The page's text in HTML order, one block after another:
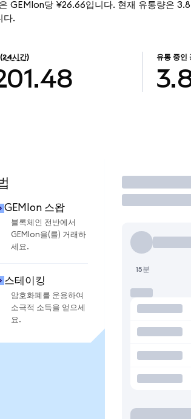
GEMIon당 ¥26.66입니다. 현재 유통량은
다.
(24시간) 유통 중인
GEMIon 스왑
블록체인 전반에서
GEMIon을(를) 거래하
세요.
스테이킹
암호화폐를 운용하여
소극적 소득을 얻으세
요.
거래
15분